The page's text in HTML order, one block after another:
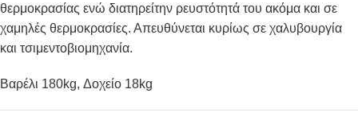
θερμοκρασίας ενώ διατηρείτην ρευστότητά του ακόμα και σε
χαμηλές θερμοκρασίες. Απευθύνεται κυρίως σε χαλυβουργία
και τσιμεντοβιομηχανία.
Βαρέλι 180kg, Δοχείο 18kg